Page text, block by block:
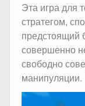
Эта игра для
стратегом,
предстоящий
совершенно
свободно
манипуляции.